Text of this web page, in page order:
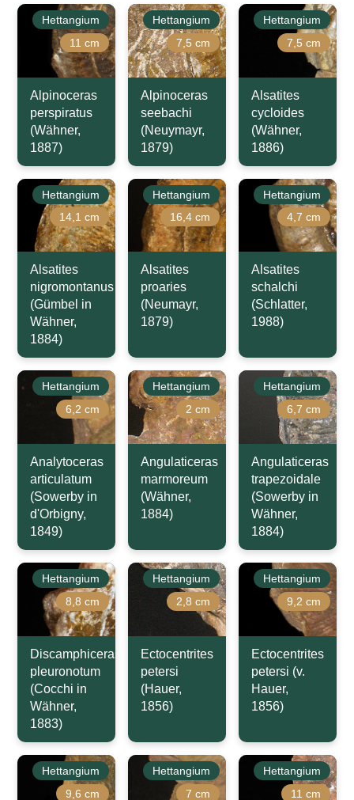
Hettangium
11 cm
Alpinoceras
perspiratus
(Wähner,
1887)
Hettangium
7,5 cm
Alpinoceras
seebachi
(Neuymayr,
1879)
Hettangium
7,5 cm
Alsatites
cycloides
(Wähner,
1886)
Hettangium
14,1 cm
Alsatites
nigromontanus
(Gümbel in
Wähner,
1884)
Hettangium
16,4 cm
Alsatites
proaries
(Neumayr,
1879)
Hettangium
4,7 cm
Alsatites
schalchi
(Schlatter,
1988)
Hettangium
6,2 cm
Analytoceras
articulatum
(Sowerby in
d'Orbigny,
1849)
Hettangium
2 cm
Angulaticeras
marmoreum
(Wähner,
1884)
Hettangium
6,7 cm
Angulaticeras
trapezoidale
(Sowerby in
Wähner,
1884)
Hettangium
8,8 cm
Discamphiceras
pleuronotum
(Cocchi in
Wähner,
1883)
Hettangium
2,8 cm
Ectocentrites
petersi
(Hauer,
1856)
Hettangium
9,2 cm
Ectocentrites
petersi (v.
Hauer,
1856)
Hettangium
9,6 cm
Hettangium
7 cm
Hettangium
11 cm